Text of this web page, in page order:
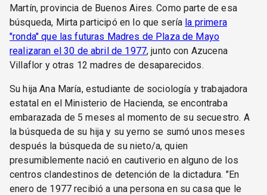
Martín, provincia de Buenos Aires. Como parte de esa
búsqueda, Mirta participó en lo que sería la primera
"ronda" que las futuras Madres de Plaza de Mayo
realizaran el 30 de abril de 1977, junto con Azucena
Villaflor y otras 12 madres de desaparecidos.
Su hija Ana María, estudiante de sociología y trabajadora
estatal en el Ministerio de Hacienda, se encontraba
embarazada de 5 meses al momento de su secuestro. A
la búsqueda de su hija y su yerno se sumó unos meses
después la búsqueda de su nieto/a, quien
presumiblemente nació en cautiverio en alguno de los
centros clandestinos de detención de la dictadura. "En
enero de 1977 recibió a una persona en su casa que le